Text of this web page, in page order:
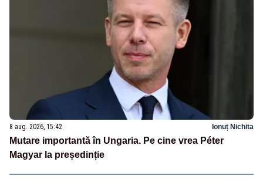
8 aug. 2026, 15:42 Ionuț Nichita
Mutare importantă în Ungaria. Pe cine vrea Péter
Magyar la președinție